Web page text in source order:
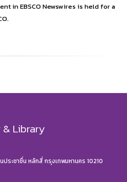
in EBSCO Newswires is held for a
& Library
ระชาชื่น หลักสี่ กรุงเทพมหานคร 10210